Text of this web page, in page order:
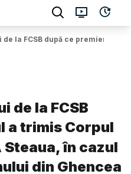
de la FCSB după ce premierul a
de la FCSB
a trimis Corpul
Steaua, în cazul
din Ghencea